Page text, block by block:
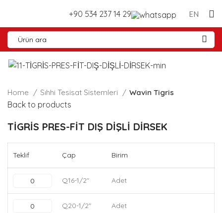
+90 534 237 14 29 EN
Home Sıhhi Tesisat Sistemleri Wavin Tigris
Back to products
TİGRİS PRES-FİT DIŞ DİŞLİ DİRSEK
Teklif Çap Birim
Q16-1/2" Adet
Q20-1/2" Adet